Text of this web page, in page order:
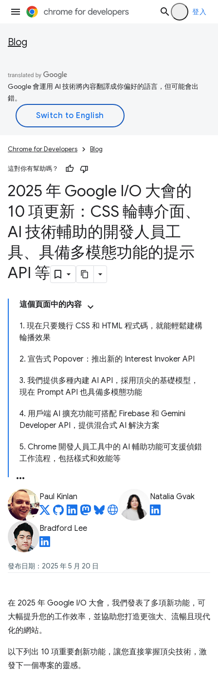
登入
Blog
Google 會運用 AI 技術將內容翻譯成你偏好的語言，但可能會出
錯。
Chrome for Developers Blog
這對你有幫助嗎？
2025 年 Google I/O 大會的
10 項更新：CSS 輪轉介面、
AI 技術輔助的開發人員工
具、具備多模態功能的提示
API 等
這個頁面中的內容
1. 現在只要幾行 CSS 和 HTML 程式碼，就能輕鬆建構
輪播效果
2. 宣告式 Popover：推出新的 Interest Invoker API
3. 我們提供多種內建 AI API，採用頂尖的基礎模型，
現在 Prompt API 也具備多模態功能
4. 用戶端 AI 擴充功能可搭配 Firebase 和 Gemini
Developer API，提供混合式 AI 解決方案
5. Chrome 開發人員工具中的 AI 輔助功能可支援偵錯
工作流程，包括樣式和效能等
Paul Kinlan Natalia Gvak
Bradford Lee
發布日期：2025 年 5 月 20 日
在 2025 年 Google I/O 大會，我們發表了多項新功能，可
大幅提升您的工作效率，並協助您打造更強大、流暢且現代
化的網站。
以下列出 10 項重要創新功能，讓您直接掌握頂尖技術，激
發下一個專案的靈感。